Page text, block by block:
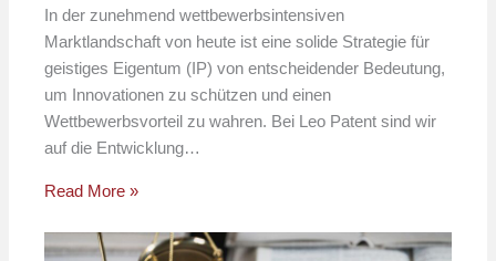
In der zunehmend wettbewerbsintensiven
Marktlandschaft von heute ist eine solide Strategie für
geistiges Eigentum (IP) von entscheidender Bedeutung,
um Innovationen zu schützen und einen
Wettbewerbsvorteil zu wahren. Bei Leo Patent sind wir
auf die Entwicklung…
Read More »